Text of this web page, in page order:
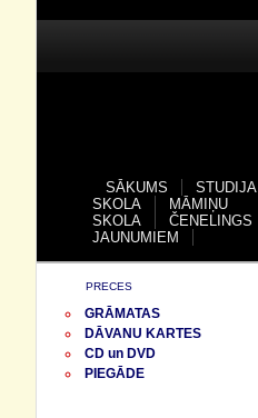
SĀKUMS STUDIJA
SKOLA
MĀMIŅU
SKOLA
ČENELINGS
JAUNUMIEM
PRECES
GRĀMATAS
DĀVANU KARTES
CD un DVD
PIEGĀDE